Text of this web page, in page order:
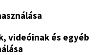
videóinak és egyéb